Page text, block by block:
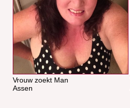
Vrouw zoekt Man
Assen